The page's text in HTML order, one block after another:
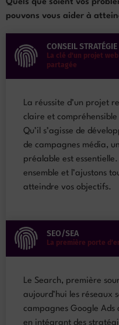
Quels que soient vos
pouvons vous aider à
CONSEIL
La clé d'un projet
partagée
La réussite d’un projet
claire et
Qu’il s’agisse de
de campagnes média,
préalable est
ensemble et l’ajustons
atteindre vos objectifs.
SEO/SEA
La première porte
Le Search, première
aujourd’hui les réseaux
campagnes Google
en intégrant des